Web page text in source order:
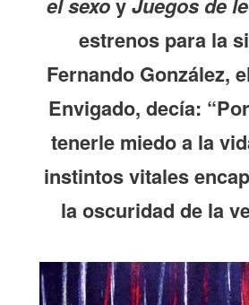
estrenos para la
Fernando González,
Envigado, decía:
tenerle miedo a la
instintos vitales
la oscuridad de la